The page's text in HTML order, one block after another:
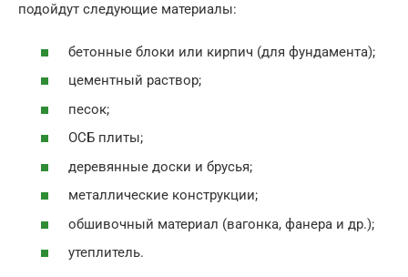
подойдут следующие материалы:
бетонные блоки или кирпич (для фундамента);
цементный раствор;
песок;
ОСБ плиты;
деревянные доски и брусья;
металлические конструкции;
обшивочный материал (вагонка, фанера и др.);
утеплитель.